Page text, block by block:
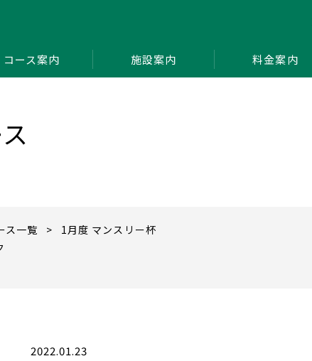
コース案内 施設案内 料金案内
ス一覧 > 1月度 マンスリー杯
2022.01.23